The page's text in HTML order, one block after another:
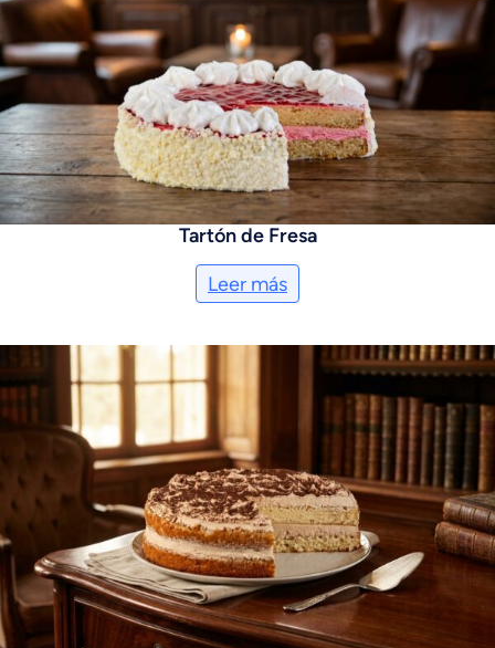
Tartón de Fresa
Leer más